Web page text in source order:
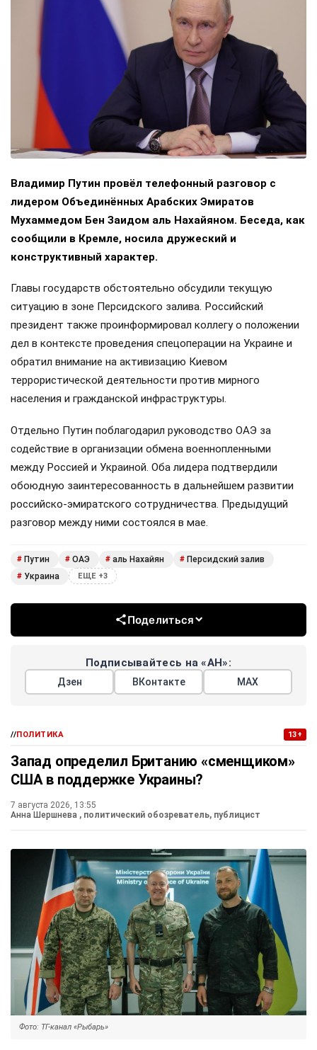
Владимир Путин провёл телефонный разговор с
лидером Объединённых Арабских Эмиратов
Мухаммедом Бен Заидом аль Нахайяном. Беседа, как
сообщили в Кремле, носила дружеский и
конструктивный характер.
Главы государств обстоятельно обсудили текущую
ситуацию в зоне Персидского залива. Российский
президент также проинформировал коллегу о положении
дел в контексте проведения спецоперации на Украине и
обратил внимание на активизацию Киевом
террористической деятельности против мирного
населения и гражданской инфраструктуры.
Отдельно Путин поблагодарил руководство ОАЭ за
содействие в организации обмена военнопленными
между Россией и Украиной. Оба лидера подтвердили
обоюдную заинтересованность в дальнейшем развитии
российско-эмиратского сотрудничества. Предыдущий
разговор между ними состоялся в мае.
# Путин # ОАЭ # аль Нахайян # Персидский залив
# Украина ЕЩЕ +3
Поделиться
Подписывайтесь на «АН»:
Дзен ВКонтакте МАХ
//ПОЛИТИКА 13+
Запад определил Британию «сменщиком»
США в поддержке Украины?
7 августа 2026, 13:55
Анна Шершнева , политический обозреватель, публицист
Фото: ТГ-канал «Рыбарь»